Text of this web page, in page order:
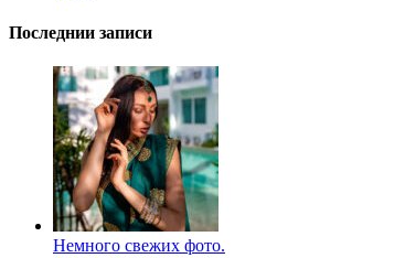
Последнии записи
Немного свежих фото.